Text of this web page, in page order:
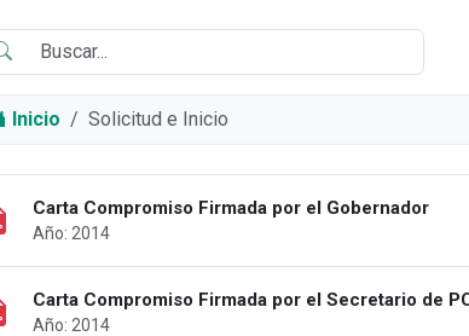
Inicio Solicitud e Inicio
Carta Compromiso Firmada por el Gobernador
Año: 2014
Carta Compromiso Firmada por el Secretario de
Año: 2014